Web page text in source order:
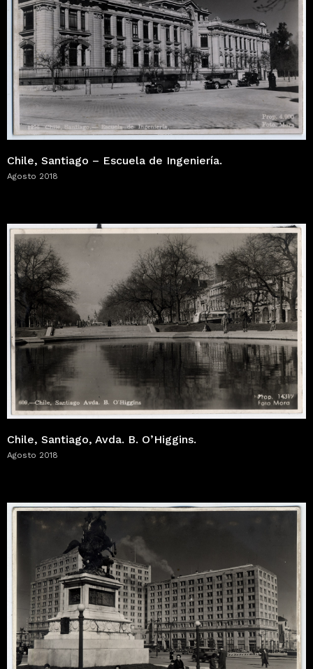
Chile, Santiago – Escuela de Ingeniería.
Agosto 2018
Chile, Santiago, Avda. B. O’Higgins.
Agosto 2018